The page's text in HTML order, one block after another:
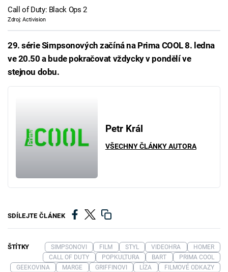
Call of Duty: Black Ops 2
Zdroj: Activision
29. série Simpsonových začíná na Prima COOL 8. ledna
ve 20.50 a bude pokračovat vždycky v pondělí ve
stejnou dobu.
Petr Král
VŠECHNY ČLÁNKY AUTORA
SDÍLEJTE ČLÁNEK
ŠTÍTKY SIMPSONOVI FILM STYL VIDEOHRA
HOMER
CALL OF DUTY
POPKULTURA BART
PRIMA COOL
GEEKOVINA
MARGE GRIFFINOVI LÍZA
FILMOVÉ ODKAZY